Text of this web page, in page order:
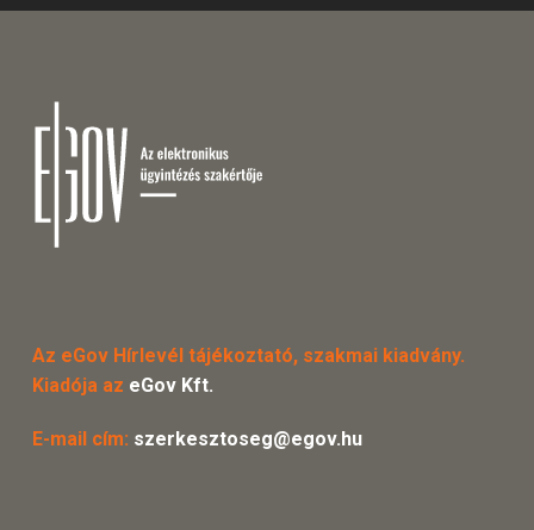
Az eGov Hírlevél tájékoztató, szakmai kiadvány.
Kiadója az eGov Kft.
E-mail cím: szerkesztoseg@egov.hu